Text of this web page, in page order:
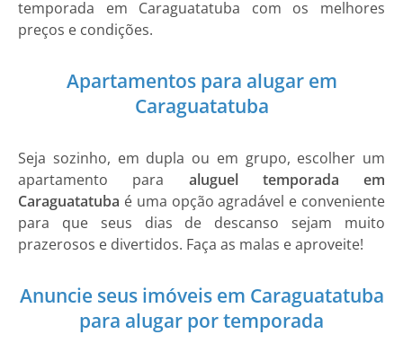
temporada em Caraguatatuba com os melhores
preços e condições.
Apartamentos para alugar em
Caraguatatuba
Seja sozinho, em dupla ou em grupo, escolher um
apartamento para aluguel temporada em
Caraguatatuba é uma opção agradável e conveniente
para que seus dias de descanso sejam muito
prazerosos e divertidos. Faça as malas e aproveite!
Anuncie seus imóveis em Caraguatatuba
para alugar por temporada